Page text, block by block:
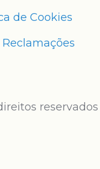
de Cookies
reservados